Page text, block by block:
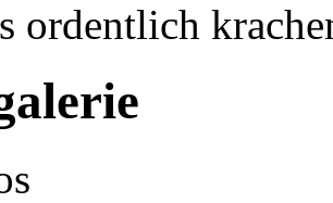
ordentlich